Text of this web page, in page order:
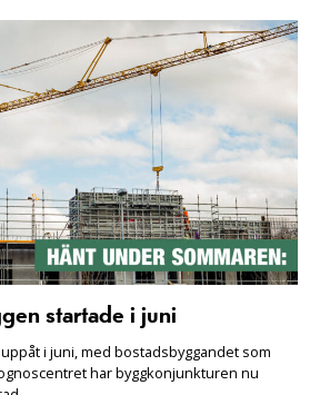
startade i juni
i juni, med bostadsbyggandet som
har byggkonjunkturen nu